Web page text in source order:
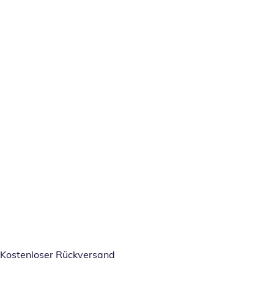
Kostenloser Rückversand